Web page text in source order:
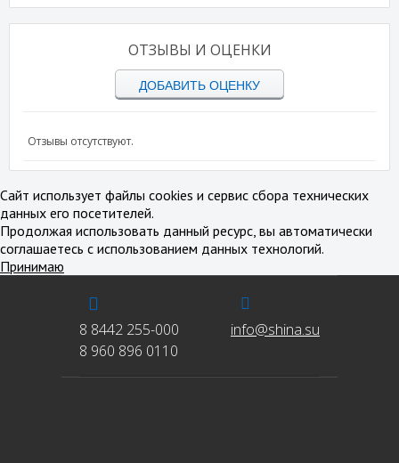
ОТЗЫВЫ И ОЦЕНКИ
ДОБАВИТЬ ОЦЕНКУ
Отзывы отсутствуют.
8 8442 255-000
8 960 896 0110
info@shina.su
Сайт использует файлы cookies и сервис сбора технических
данных его посетителей.
Продолжая использовать данный ресурс, вы автоматически
соглашаетесь с использованием данных технологий.
Принимаю